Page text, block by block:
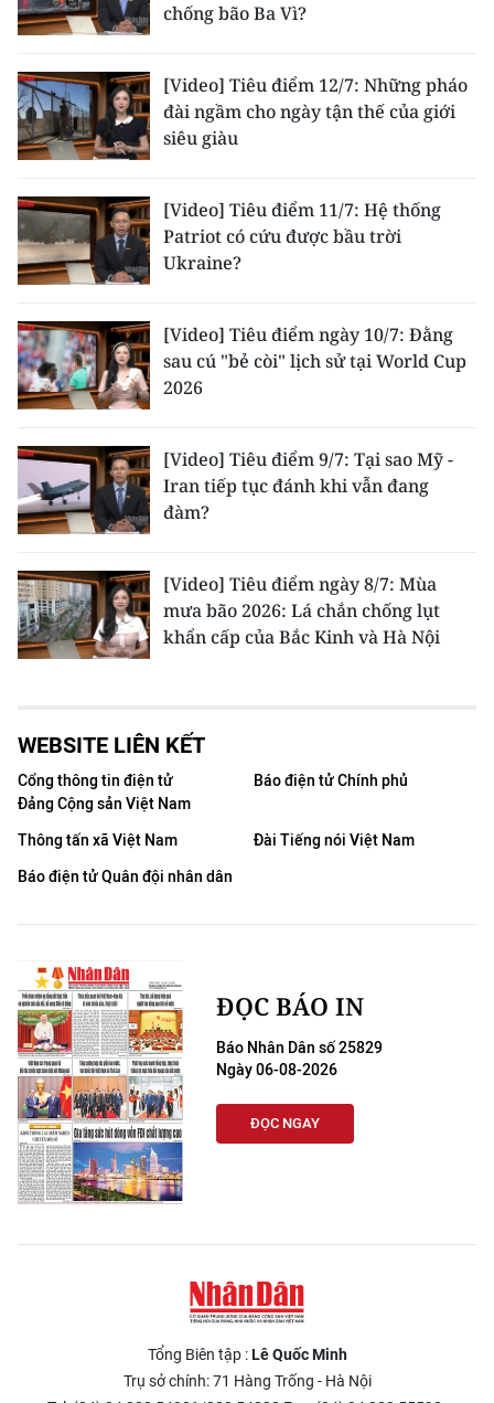
chống bão Ba Vì?
[Video] Tiêu điểm 12/7: Những pháo
đài ngầm cho ngày tận thế của giới
siêu giàu
[Video] Tiêu điểm 11/7: Hệ thống
Patriot có cứu được bầu trời
Ukraine?
[Video] Tiêu điểm ngày 10/7: Đằng
sau cú "bẻ còi" lịch sử tại World Cup
2026
[Video] Tiêu điểm 9/7: Tại sao Mỹ -
Iran tiếp tục đánh khi vẫn đang
đàm?
[Video] Tiêu điểm ngày 8/7: Mùa
mưa bão 2026: Lá chắn chống lụt
khẩn cấp của Bắc Kinh và Hà Nội
WEBSITE LIÊN KẾT
Cổng thông tin điện tử
Đảng Cộng sản Việt Nam
Báo điện tử Chính phủ
Thông tấn xã Việt Nam
Đài Tiếng nói Việt Nam
Báo điện tử Quân đội nhân dân
ĐỌC BÁO IN
Báo Nhân Dân số 25829
Ngày 06-08-2026
ĐỌC NGAY
Tổng Biên tập :Lê Quốc Minh
Trụ sở chính: 71 Hàng Trống - Hà Nội